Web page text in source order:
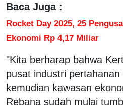
Baca Juga :
Rocket Day 2025, 25
Ekonomi Rp 4,17 Miliar
"Kita berharap bahwa
pusat industri pertahanan
kemudian kawasan
Rebana sudah mulai